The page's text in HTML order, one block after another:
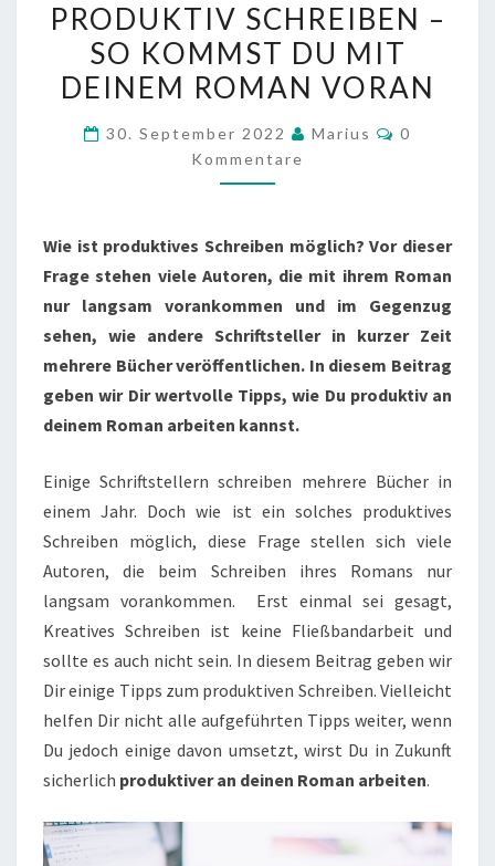
SCHREIBEN
–
SO
DU
PRODUKTIV SCHREIBEN –
SO KOMMST DU MIT
DEINEM ROMAN VORAN
30. September 2022 Marius
0
Kommentare
Wie ist produktives Schreiben möglich? Vor dieser
Frage stehen viele Autoren, die mit ihrem Roman
nur langsam vorankommen und im Gegenzug
sehen, wie andere Schriftsteller in kurzer Zeit
mehrere Bücher veröffentlichen. In diesem Beitrag
geben wir Dir wertvolle Tipps, wie Du produktiv an
deinem Roman arbeiten kannst.
Einige Schriftstellern schreiben mehrere Bücher in
einem Jahr. Doch wie ist ein solches produktives
Schreiben möglich, diese Frage stellen sich viele
Autoren, die beim Schreiben ihres Romans nur
langsam vorankommen. Erst einmal sei gesagt,
Kreatives Schreiben ist keine Fließbandarbeit und
sollte es auch nicht sein. In diesem Beitrag geben wir
Dir einige Tipps zum produktiven Schreiben. Vielleicht
helfen Dir nicht alle aufgeführten Tipps weiter, wenn
Du jedoch einige davon umsetzt, wirst Du in Zukunft
sicherlich produktiver an deinen Roman arbeiten.